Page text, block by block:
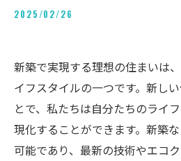
2025/02/26
新築で実現する理想の住まいは
イフスタイルの一つです。新し
とで、私たちは自分たちのライ
現化することができます。新築
可能であり、最新の技術やエコ